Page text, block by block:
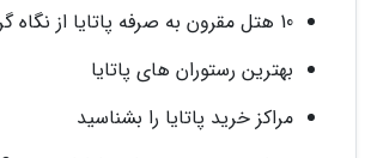
10 هتل مقرون به صرفه پاتایا از نگاه گردشگران
بهترین رستوران های پاتایا
مراکز خرید پاتایا را بشناسید